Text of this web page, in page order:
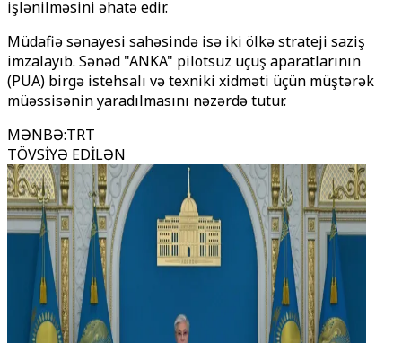
işlənilməsini əhatə edir.
Müdafiə sənayesi sahəsində isə iki ölkə strateji saziş
imzalayıb. Sənəd "ANKA" pilotsuz uçuş aparatlarının
(PUA) birgə istehsalı və texniki xidməti üçün müştərək
müəssisənin yaradılmasını nəzərdə tutur.
MƏNBƏ:TRT
TÖVSİYƏ EDİLƏN